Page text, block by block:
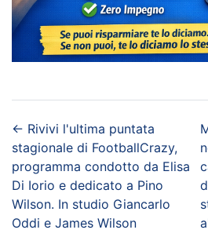
← Rivivi l'ultima puntata
stagionale di FootballCrazy,
programma condotto da Elisa
Di Iorio e dedicato a Pino
Wilson. In studio Giancarlo
Oddi e James Wilson